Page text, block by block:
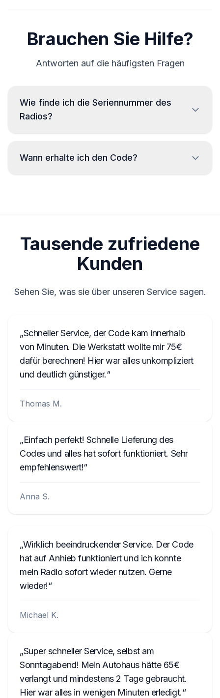
Brauchen Sie Hilfe?
Antworten auf die häufigsten Fragen
Wie finde ich die Seriennummer des
Radios?
ein Ausbau erforderlich, um den Code vom Etikett auf
BP052677003905
E1994
281155248RTK123
A2C1458550300001501
Wann erhalte ich den Code?
Tageszeit.
Tausende zufriedene
Kunden
Sehen Sie, was sie über unseren Service sagen.
Schneller Service, der Code kam innerhalb
von Minuten. Die Werkstatt wollte mir 75€
dafür berechnen! Hier war alles unkompliziert
und deutlich günstiger.
Thomas M.
Einfach perfekt! Schnelle Lieferung des
Codes und alles hat sofort funktioniert. Sehr
empfehlenswert!
Anna S.
Wirklich beeindruckender Service. Der Code
hat auf Anhieb funktioniert und ich konnte
mein Radio sofort wieder nutzen. Gerne
wieder!
Michael K.
Super schneller Service, selbst am
Sonntagabend! Mein Autohaus hätte 65€
verlangt und mindestens 2 Tage gebraucht.
Hier war alles in wenigen Minuten erledigt.